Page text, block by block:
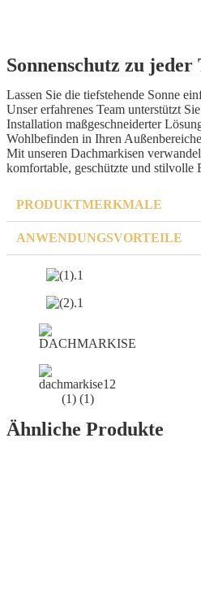
Sonnenschutz zu jeder
Lassen Sie die tiefstehende Sonne
Unser erfahrenes Team unterstützt
Installation maßgeschneiderter
Wohlbefinden in Ihren
Mit unseren Dachmarkisen
komfortable, geschützte und stilvolle
PRODUKTMERKMALE
ANWENDUNGSVORTEILE
Ähnliche Produkte